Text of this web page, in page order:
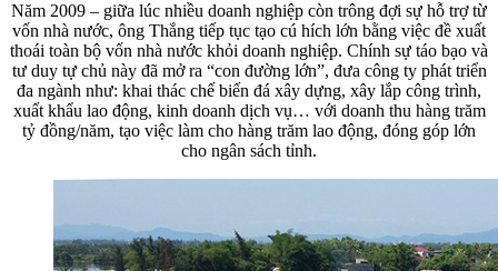
Năm 2009 – giữa lúc nhiều doanh nghiệp còn trông đợi sự hỗ trợ từ
vốn nhà nước, ông Thắng tiếp tục tạo cú hích lớn bằng việc đề xuất
thoái toàn bộ vốn nhà nước khỏi doanh nghiệp. Chính sự táo bạo và
tư duy tự chủ này đã mở ra “con đường lớn”, đưa công ty phát triển
đa ngành như: khai thác chế biến đá xây dựng, xây lắp công trình,
xuất khẩu lao động, kinh doanh dịch vụ… với doanh thu hàng trăm
tỷ đồng/năm, tạo việc làm cho hàng trăm lao động, đóng góp lớn
cho ngân sách tỉnh.